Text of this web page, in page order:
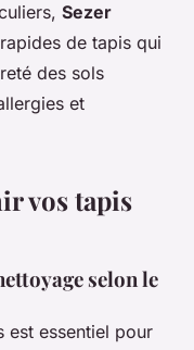
Sezer
de tapis qui
des sols
et
vos tapis
selon le
est essentiel pour